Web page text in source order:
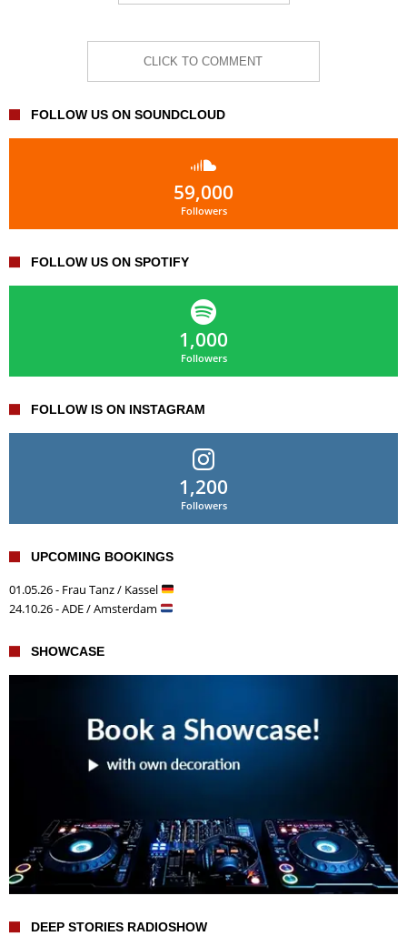
CLICK TO COMMENT
FOLLOW US ON SOUNDCLOUD
59,000
Followers
FOLLOW US ON SPOTIFY
1,000
Followers
FOLLOW IS ON INSTAGRAM
1,200
Followers
UPCOMING BOOKINGS
01.05.26 - Frau Tanz / Kassel
24.10.26 - ADE / Amsterdam
SHOWCASE
DEEP STORIES RADIOSHOW